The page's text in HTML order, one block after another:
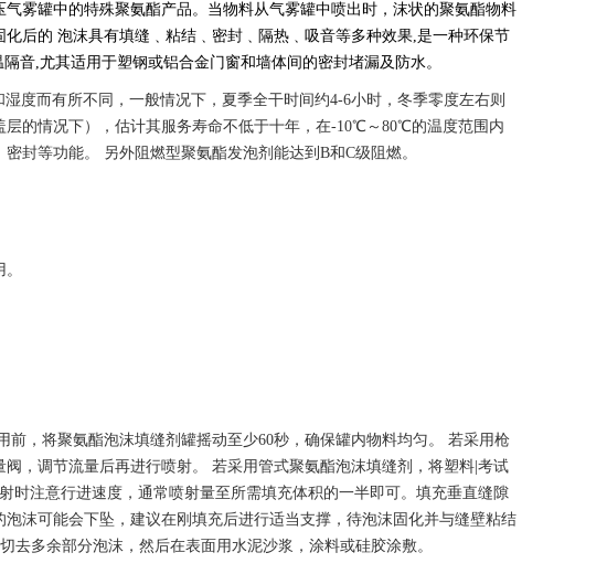
雾罐中的特殊聚氨酯产品。当物料从气雾罐中喷出时，沫状的聚氨酯物料
后的 泡沫具有填缝﹑粘结﹑密封﹑隔热﹑吸音等多种效果,是一种环保节
音,尤其适用于塑钢或铝合金门窗和墙体间的密封堵漏及防水。
度而有所不同，一般情况下，夏季全干时间约4-6小时，冬季零度左右则
的情况下），估计其服务寿命不低于十年，在-10℃～80℃的温度范围内
封等功能。 另外阻燃型聚氨酯发泡剂能达到B和C级阻燃。
，将聚氨酯泡沫填缝剂罐摇动至少60秒，确保罐内物料均匀。 若采用枪
，调节流量后再进行喷射。 若采用管式聚氨酯泡沫填缝剂，将塑料|考试
时注意行进速度，通常喷射量至所需填充体积的一半即可。填充垂直缝隙
沫可能会下坠，建议在刚填充后进行适当支撑，待泡沫固化并与缝壁粘结
去多余部分泡沫，然后在表面用水泥沙浆，涂料或硅胶涂敷。